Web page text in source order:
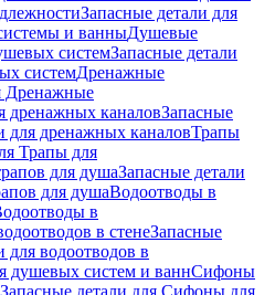
Запасные детали для
и ванныДушевые
системЗапасные детали
системДренажные
Дренажные
дренажных каналовЗапасные
для дренажных каналовТрапы
Трапы для
для душаЗапасные детали
для душаВодоотводы в
в
в стенеЗапасные
для водоотводов в
душевых систем и ваннСифоны
Запасные детали для Сифоны для